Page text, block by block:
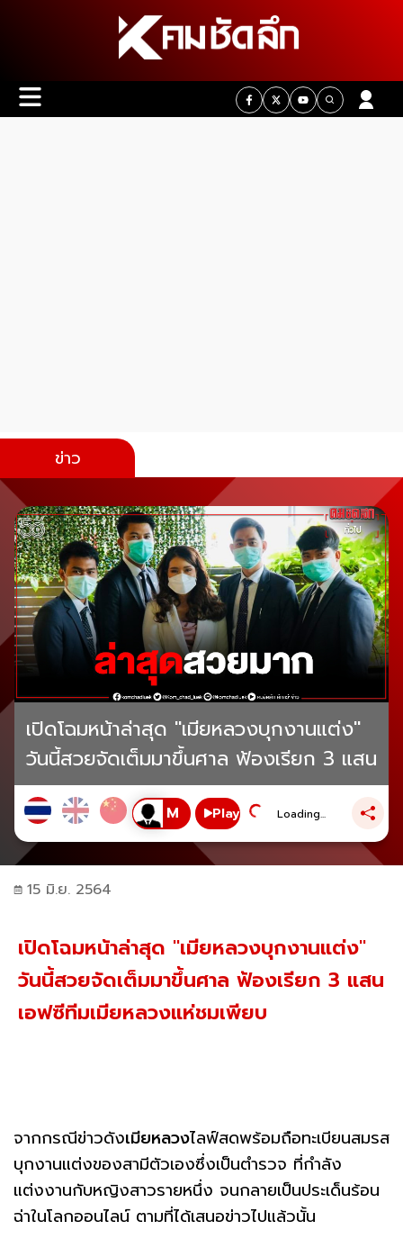
ข่าว
เปิดโฉมหน้าล่าสุด "เมียหลวงบุกงานแต่ง"
วันนี้สวยจัดเต็มมาขึ้นศาล ฟ้องเรียก 3 แสน
Play Loading...
15 มิ.ย. 2564
เปิดโฉมหน้าล่าสุด "เมียหลวงบุกงานแต่ง"
วันนี้สวยจัดเต็มมาขึ้นศาล ฟ้องเรียก 3 แสน
เอฟซีทีมเมียหลวงแห่ชมเพียบ
จากกรณีข่าวดังเมียหลวงไลฟ์สดพร้อมถือทะเบียนสมรส
บุกงานแต่งของสามีตัวเองซึ่งเป็นตำรวจ ที่กำลัง
แต่งงานกับหญิงสาวรายหนึ่ง จนกลายเป็นประเด็นร้อน
ฉ่าในโลกออนไลน์ ตามที่ได้เสนอข่าวไปแล้วนั้น